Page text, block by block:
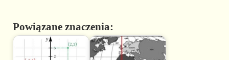
Powiązane znaczenia: